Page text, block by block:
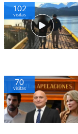
102
visitas
70
visitas